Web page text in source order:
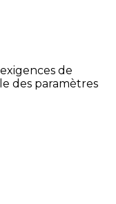
de
des paramètres